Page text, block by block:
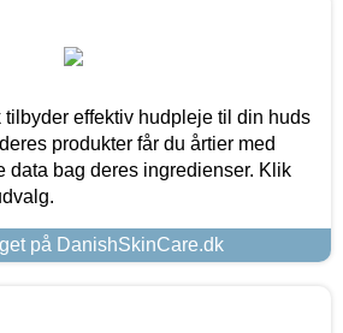
effektiv hudpleje til din huds
produkter får du årtier med
bag deres ingredienser. Klik
på DanishSkinCare.dk